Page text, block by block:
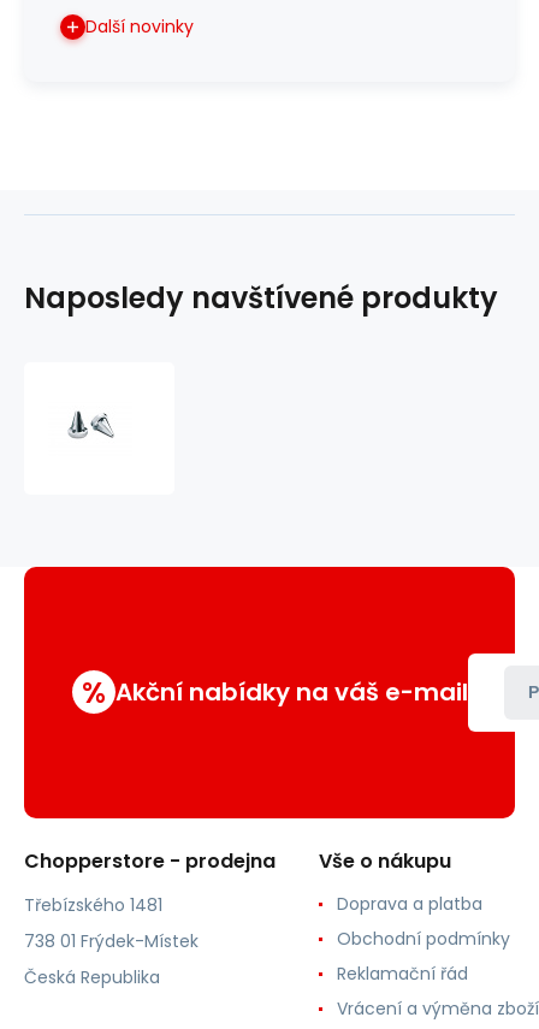
Další novinky
Naposledy navštívené produkty
% Akční nabídky na váš e-mail
Chopperstore - prodejna
Třebízského 1481
738 01 Frýdek-Místek
Česká Republika
Vše o nákupu
Doprava a platba
Obchodní podmínky
Reklamační řád
Vrácení a výměna zboží